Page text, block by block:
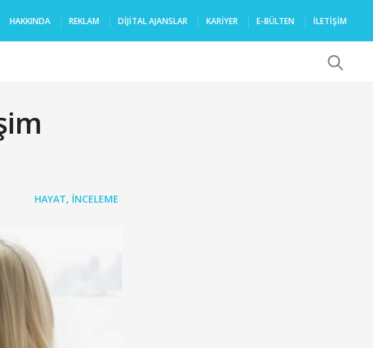
HAKKINDA REKLAM DIJITAL AJANSLAR KARIYER E-BÜLTEN İLETİŞİM
HAYAT, İNCELEME